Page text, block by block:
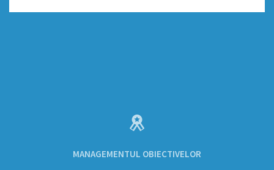
MANAGEMENTUL OBIECTIVELOR